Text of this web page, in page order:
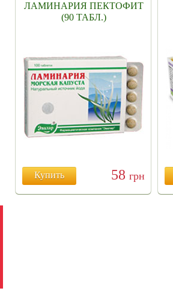
ЛАМИНАРИЯ ПЕКТОФИТ
(90 ТАБЛ.)
Купить 58 грн